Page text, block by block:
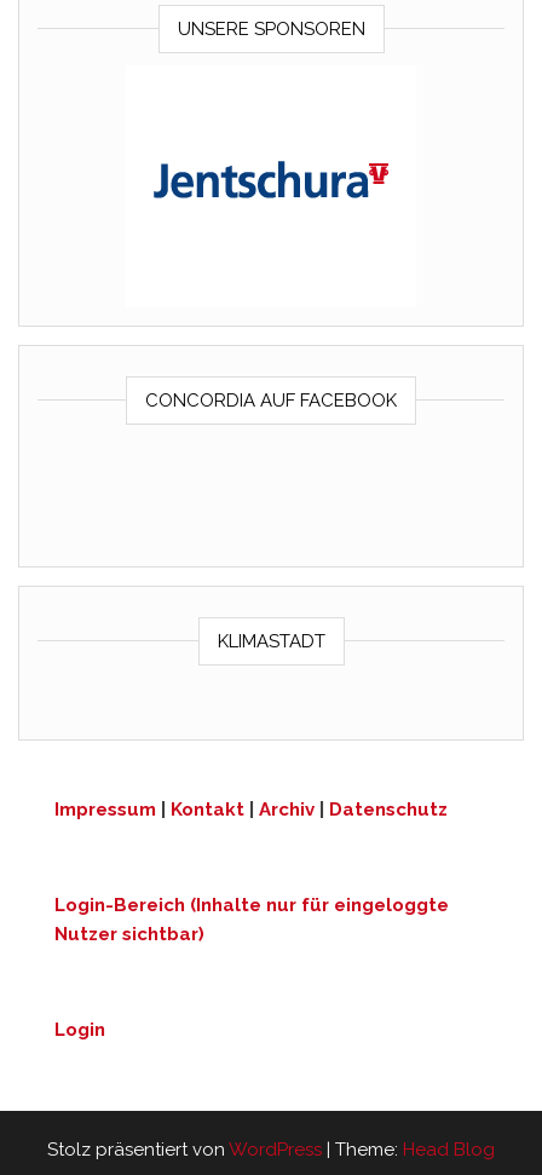
UNSERE SPONSOREN
CONCORDIA AUF FACEBOOK
KLIMASTADT
Impressum Kontakt Archiv Datenschutz
Login-Bereich (Inhalte nur für eingeloggte
Nutzer sichtbar)
Login
Stolz präsentiert von WordPress | Theme: Head Blog